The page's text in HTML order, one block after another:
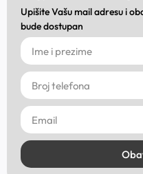
Upišite Vašu mail adresu i
bude dostupan